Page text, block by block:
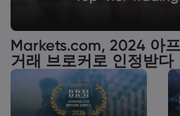
Markets.com, 2024 아
거래 브로커로 인정받다